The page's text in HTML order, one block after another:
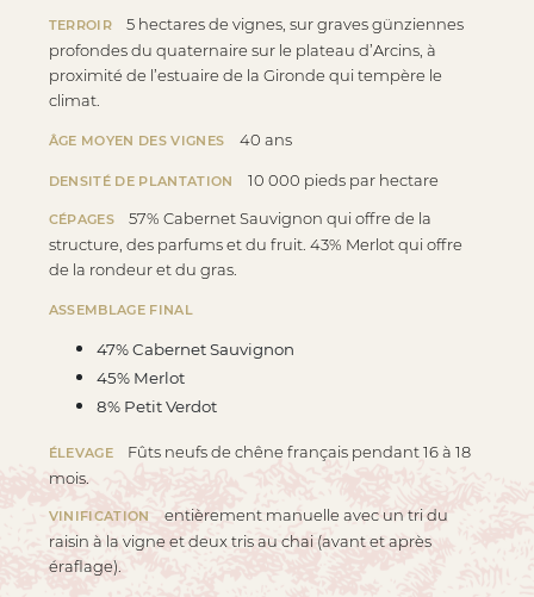
TERROIR
5 hectares de vignes, sur graves günziennes
profondes du quaternaire sur le plateau d’Arcins, à
proximité de l’estuaire de la Gironde qui tempère le
climat.
ÂGE MOYEN DES VIGNES 40 ans
DENSITÉ DE PLANTATION 10 000 pieds par hectare
CÉPAGES
57% Cabernet Sauvignon qui offre de la
structure, des parfums et du fruit. 43% Merlot qui offre
de la rondeur et du gras.
ASSEMBLAGE FINAL
47% Cabernet Sauvignon
45% Merlot
8% Petit Verdot
ÉLEVAGE
Fûts neufs de chêne français pendant 16 à 18
mois.
VINIFICATION
entièrement manuelle avec un tri du
raisin à la vigne et deux tris au chai (avant et après
éraflage).